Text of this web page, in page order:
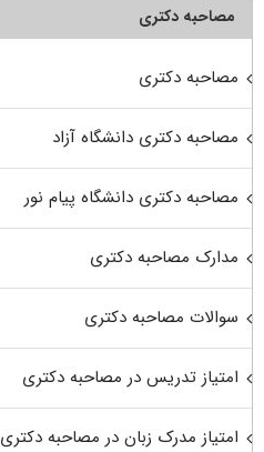
مصاحبه دکتری
مصاحبه دکتری
مصاحبه دکتری دانشگاه آزاد
مصاحبه دکتری دانشگاه پیام نور
مدارک مصاحبه دکتری
سوالات مصاحبه دکتری
امتیاز تدریس در مصاحبه دکتری
امتیاز مدرک زبان در مصاحبه دکتری